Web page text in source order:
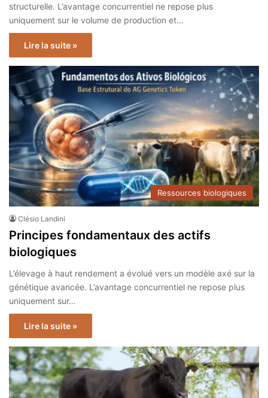
structurelle. L’avantage concurrentiel ne repose plus
uniquement sur le volume de production et…
Lire la suite »
Ressources biologiques
Clésio Landini
Principes fondamentaux des actifs
biologiques
L’élevage à haut rendement a évolué vers un modèle axé sur la
génétique avancée. L’avantage concurrentiel ne repose plus
uniquement sur…
Lire la suite »